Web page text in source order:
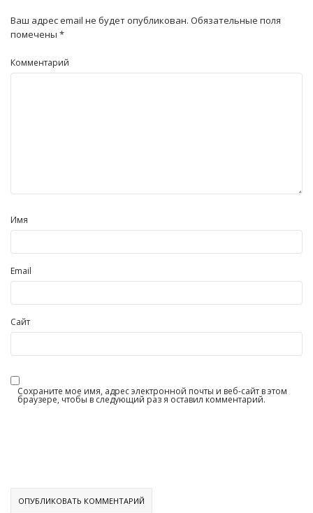
Ваш адрес email не будет опубликован. Обязательные поля
помечены *
Комментарий
Имя
Email
Сайт
Сохраните мое имя, адрес электронной почты и веб-сайт в этом
браузере, чтобы в следующий раз я оставил комментарий.